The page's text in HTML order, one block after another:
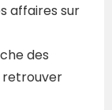
affaires sur
des
retrouver